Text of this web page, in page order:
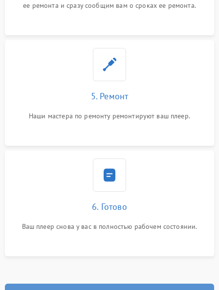
ее ремонта и сразу сообщим вам о сроках ее ремонта.
5. Ремонт
Наши мастера по ремонту ремонтируют ваш плеер.
6. Готово
Ваш плеер снова у вас в полностью рабочем состоянии.